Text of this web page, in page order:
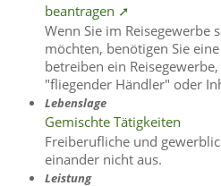
beantragen ➚
Wenn Sie im Reisegewerbe
möchten, benötigen Sie
betreiben ein
"fliegender Händler" oder
Lebenslage
Gemischte Tätigkeiten
Freiberufliche und
einander nicht aus.
Leistung